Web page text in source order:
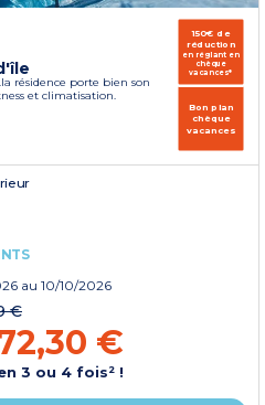
résidence porte bien son
et climatisation.
150€ de
réduction
en réglant en
chèque
vacances*
Bon plan
chèque
vacances
au 10/10/2026
€
€
3 ou 4 fois² !